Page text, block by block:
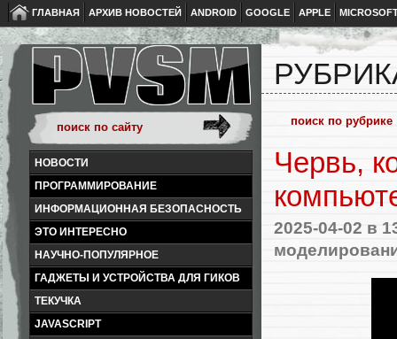
ГЛАВНАЯ АРХИВ НОВОСТЕЙ ANDROID GOOGLE APPLE
НОВОСТИ
ПРОГРАММИРОВАНИЕ
ИНФОРМАЦИОННАЯ БЕЗОПАСНОСТЬ
ЭТО ИНТЕРЕСНО
НАУЧНО-ПОПУЛЯРНОЕ
ГАДЖЕТЫ И УСТРОЙСТВА ДЛЯ ГИКОВ
ТЕКУЧКА
JAVASCRIPT
Червь,
2025-04-02 в